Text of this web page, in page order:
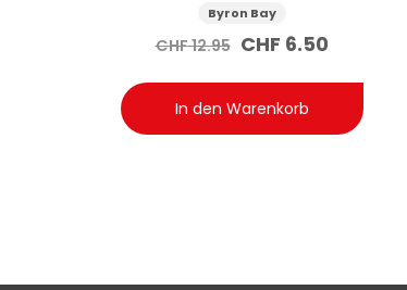
Byron Bay
CHF12.95 Ursprünglicher
war:
CHF 6.50Aktueller
CHF 6.50.
In den Warenkorb